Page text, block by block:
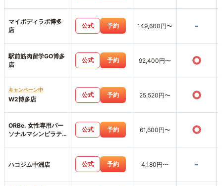
マイボディラボ博多
店
公式 予約 149,600円〜 -
駅前筋肉留学GO博多
店
公式 予約 92,400円〜 ○
キャンペーン中
W2博多店
公式 予約 25,520円〜 ○
ORBe. 女性専用パー
ソナルマシンピラテ
公式 予約 61,600円〜 ○
ハコジム中洲店 公式 予約 4,180円〜 -